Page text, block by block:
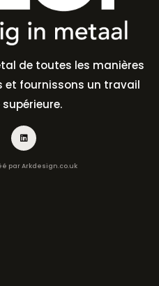
de toutes les manières
et fournissons un travail
parArkdesign.co.uk